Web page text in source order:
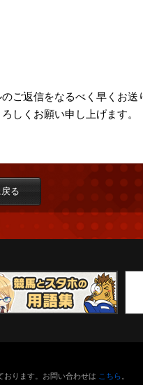
ご返信をなるべく早くお送
しくお願い申し上げます。
る
おります。お問い合わせは こちら